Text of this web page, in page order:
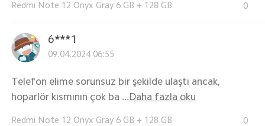
Redmi Note 12 Onyx Gray 6 GB + 128 GB 0
6***1
09.04.2024 06:55
Telefon elime sorunsuz bir şekilde ulaştı ancak,
hoparlör kısmının çok ba ...Daha fazla oku
Redmi Note 12 Onyx Gray 6 GB + 128 GB 0